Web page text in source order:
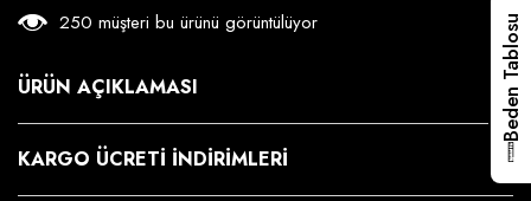
250 müşteri bu ürünü görüntülüyor
ÜRÜN AÇIKLAMASI
KARGO ÜCRETI İNDIRIMLERI
Beden Tablosu